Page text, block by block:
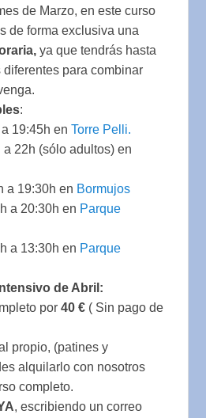
de Marzo, en este curso
de forma exclusiva una
ya que tendrás hasta
para combinar
:
a 19:45h enTorre Pelli.
22h (sólo adultos) en
a 19:30h en Bormujos
a 20:30h en Parque
a 13:30h en Parque
de Abril:
por40 € ( Sin pago de
propio, (patines y
alquilarlo con nosotros
completo.
, escribiendo un correo